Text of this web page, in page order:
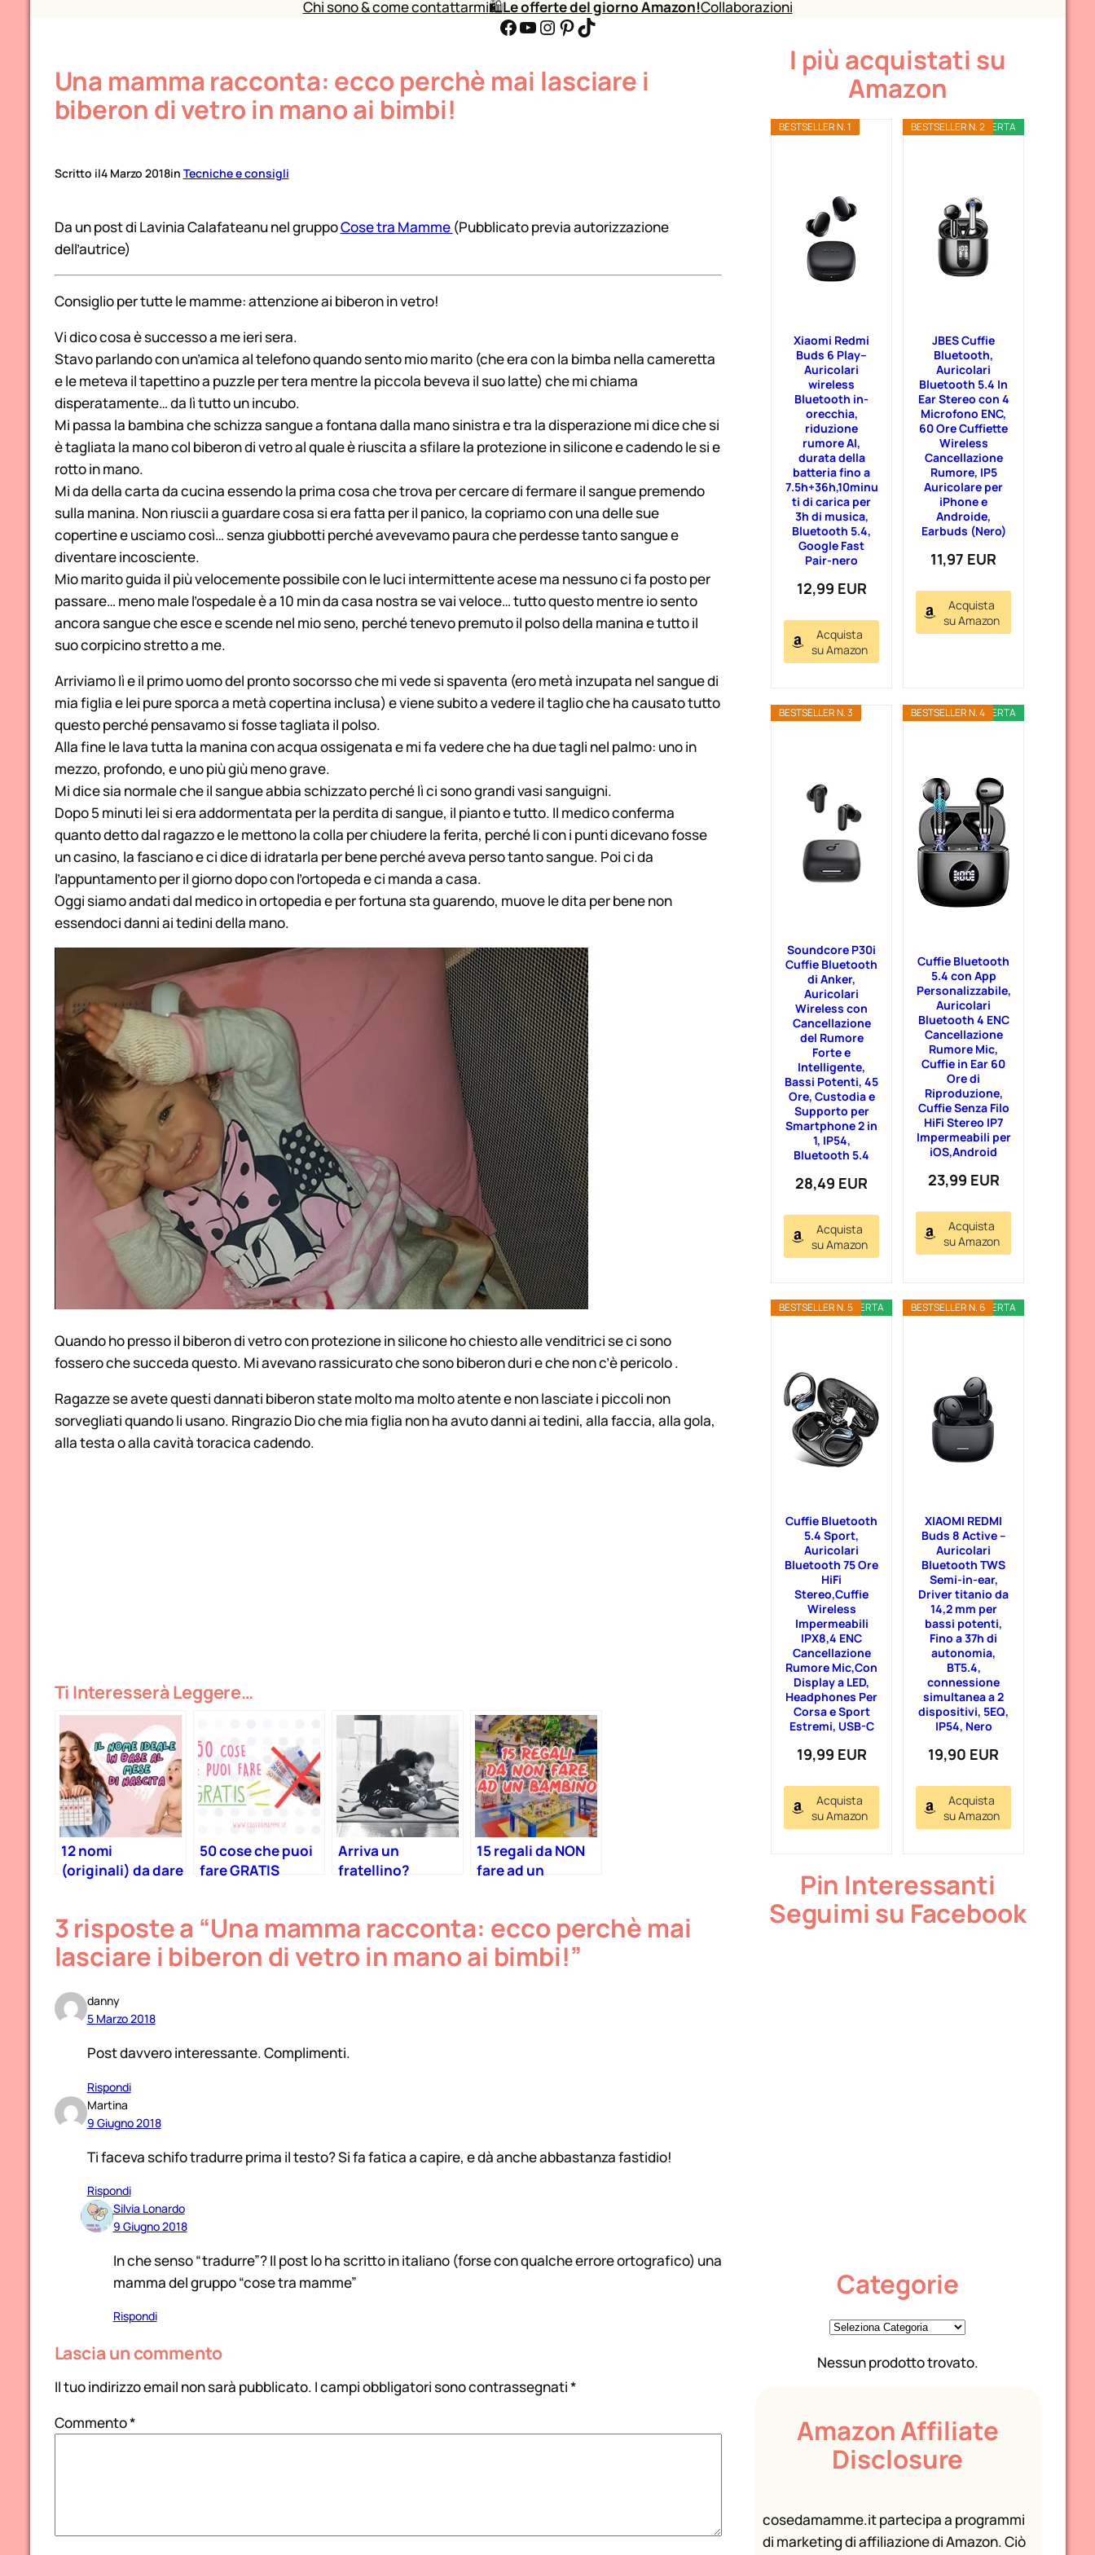
Chi sono & come contattarmi🛍️Le offerte del giorno Amazon!Collaborazioni
Facebook YouTube Instagram Pinterest TikTok
Una mamma racconta: ecco perchè mai lasciare i
biberon di vetro in mano ai bimbi!
Scritto il4 Marzo 2018in Tecniche e consigli
Da un post di Lavinia Calafateanu nel gruppoCose tra Mamme (Pubblicato previa autorizzazione
dell’autrice)
Consiglio per tutte le mamme: attenzione ai biberon in vetro!
Vi dico cosa è successo a me ieri sera.
Stavo parlando con un’amica al telefono quando sento mio marito (che era con la bimba nella cameretta
e le meteva il tapettino a puzzle per tera mentre la piccola beveva il suo latte) che mi chiama
disperatamente… da lì tutto un incubo.
Mi passa la bambina che schizza sangue a fontana dalla mano sinistra e tra la disperazione mi dice che si
è tagliata la mano col biberon di vetro al quale è riuscita a sfilare la protezione in silicone e cadendo le si e
rotto in mano.
Mi da della carta da cucina essendo la prima cosa che trova per cercare di fermare il sangue premendo
sulla manina. Non riuscii a guardare cosa si era fatta per il panico, la copriamo con una delle sue
copertine e usciamo così… senza giubbotti perché avevevamo paura che perdesse tanto sangue e
diventare incosciente.
Mio marito guida il più velocemente possibile con le luci intermittente acese ma nessuno ci fa posto per
passare… meno male l’ospedale è a 10 min da casa nostra se vai veloce… tutto questo mentre io sento
ancora sangue che esce e scende nel mio seno, perché tenevo premuto il polso della manina e tutto il
suo corpicino stretto a me.
Arriviamo lì e il primo uomo del pronto socorsso che mi vede si spaventa (ero metà inzupata nel sangue di
mia figlia e lei pure sporca a metà copertina inclusa) e viene subito a vedere il taglio che ha causato tutto
questo perché pensavamo si fosse tagliata il polso.
Alla fine le lava tutta la manina con acqua ossigenata e mi fa vedere che ha due tagli nel palmo: uno in
mezzo, profondo, e uno più giù meno grave.
Mi dice sia normale che il sangue abbia schizzato perché lì ci sono grandi vasi sanguigni.
Dopo 5 minuti lei si era addormentata per la perdita di sangue, il pianto e tutto. Il medico conferma
quanto detto dal ragazzo e le mettono la colla per chiudere la ferita, perché li con i punti dicevano fosse
un casino, la fasciano e ci dice di idratarla per bene perché aveva perso tanto sangue. Poi ci da
l’appuntamento per il giorno dopo con l’ortopeda e ci manda a casa.
Oggi siamo andati dal medico in ortopedia e per fortuna sta guarendo, muove le dita per bene non
essendoci danni ai tedini della mano.
Quando ho presso il biberon di vetro con protezione in silicone ho chiesto alle venditrici se ci sono
fossero che succeda questo. Mi avevano rassicurato che sono biberon duri e che non c’è pericolo .
Ragazze se avete questi dannati biberon state molto ma molto atente e non lasciate i piccoli non
sorvegliati quando li usano. Ringrazio Dio che mia figlia non ha avuto danni ai tedini, alla faccia, alla gola,
alla testa o alla cavità toracica cadendo.
Ti Interesserà Leggere…
12 nomi
(originali) da dare
nascita!
50 cose che puoi
fare GRATIS
Arriva un
fratellino?
costruire un bel
rapporto fin dal
primo giorno
15 regali da NON
fare ad un
3 risposte a “Una mamma racconta: ecco perchè mai
lasciare i biberon di vetro in mano ai bimbi!”
danny
5 Marzo 2018
Post davvero interessante. Complimenti.
Rispondi
Martina
9 Giugno 2018
Ti faceva schifo tradurre prima il testo? Si fa fatica a capire, e dà anche abbastanza fastidio!
Rispondi
Silvia Lonardo
9 Giugno 2018
In che senso “tradurre”? Il post lo ha scritto in italiano (forse con qualche errore ortografico) una
mamma del gruppo “cose tra mamme”
Rispondi
Lascia un commento
Il tuo indirizzo email non sarà pubblicato. I campi obbligatori sono contrassegnati*
Commento*
I più acquistati su
Amazon
BESTSELLER N. 1
Xiaomi Redmi
Buds 6 Play–
Auricolari
wireless
Bluetooth in-
orecchia,
riduzione
rumore AI,
durata della
batteria fino a
7.5h+36h,10minu
ti di carica per
3h di musica,
Bluetooth 5.4,
Google Fast
Pair-nero
12,99 EUR
Acquista
su Amazon
OFFERTA
BESTSELLER N. 2
JBES Cuffie
Bluetooth,
Auricolari
Bluetooth 5.4 In
Ear Stereo con 4
Microfono ENC,
60 Ore Cuffiette
Wireless
Cancellazione
Rumore, IP5
Auricolare per
iPhone e
Androide,
Earbuds (Nero)
11,97 EUR
Acquista
su Amazon
BESTSELLER N. 3
Soundcore P30i
Cuffie Bluetooth
di Anker,
Auricolari
Wireless con
Cancellazione
del Rumore
Forte e
Intelligente,
Bassi Potenti, 45
Ore, Custodia e
Supporto per
Smartphone 2 in
1, IP54,
Bluetooth 5.4
28,49 EUR
Acquista
su Amazon
OFFERTA
BESTSELLER N. 4
Cuffie Bluetooth
5.4 con App
Personalizzabile,
Auricolari
Bluetooth 4 ENC
Cancellazione
Rumore Mic,
Cuffie in Ear 60
Ore di
Riproduzione,
Cuffie Senza Filo
HiFi Stereo IP7
Impermeabili per
iOS,Android
23,99 EUR
Acquista
su Amazon
OFFERTA
BESTSELLER N. 5
Cuffie Bluetooth
5.4 Sport,
Auricolari
Bluetooth 75 Ore
HiFi
Stereo,Cuffie
Wireless
Impermeabili
IPX8,4 ENC
Cancellazione
Rumore Mic,Con
Display a LED,
Headphones Per
Corsa e Sport
Estremi, USB-C
19,99 EUR
Acquista
su Amazon
OFFERTA
BESTSELLER N. 6
XIAOMI REDMI
Buds 8 Active –
Auricolari
Bluetooth TWS
Semi-in-ear,
Driver titanio da
14,2 mm per
bassi potenti,
Fino a 37h di
autonomia,
BT5.4,
connessione
simultanea a 2
dispositivi, 5EQ,
IP54, Nero
19,90 EUR
Acquista
su Amazon
Pin Interessanti
Seguimi su Facebook
Categorie
C
t
o
r
Nessun prodotto trovato.
Amazon Affiliate
Disclosure
cosedamamme.it partecipa a programmi
di marketing di affiliazione di Amazon. Ciò